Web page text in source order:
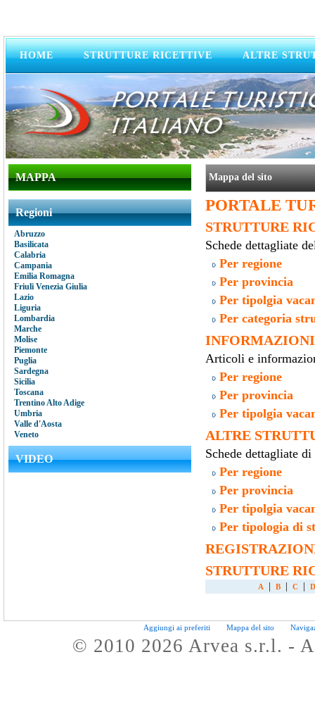
HOME STRUTTURE RICETTIVE ALTRE
MAPPA
Regioni
Abruzzo
Basilicata
Calabria
Campania
Emilia Romagna
Friuli Venezia Giulia
Lazio
Liguria
Lombardia
Marche
Molise
Piemonte
Puglia
Sardegna
Sicilia
Toscana
Trentino Alto Adige
Umbria
Valle d'Aosta
Veneto
VIDEO
Mappa del sito
PORTALE
STRUTTURE
Schede dettagliate
Per regione
Per provincia
Per tipolgia
Per categoria
Articoli e
Per regione
Per provincia
Per tipolgia
ALTRE
Schede dettagliate
Per regione
Per provincia
Per tipolgia
Per tipologia di
STRUTTURE
A B C D
Aggiungi ai preferiti Mappa del sito
© 2010 2026 Arvea s.r.l. -